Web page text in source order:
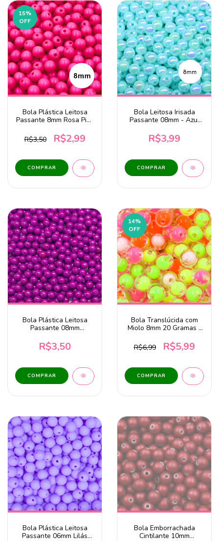
15%
OFF
Bola Plástica Leitosa
Passante 8mm Rosa Pink
R$3,50
R$2,99
Bola Leitosa Irisada
Passante 08mm - Azul
R$3,99
Bola Plástica Leitosa
Passante 08mm
R$3,50
14%
OFF
Bola Translúcida com
Miolo 8mm 20 Gramas -
R$6,99
R$5,99
Bola Plástica Leitosa
Passante 06mm Lilás
Bola Emborrachada
Cintilante 10mm